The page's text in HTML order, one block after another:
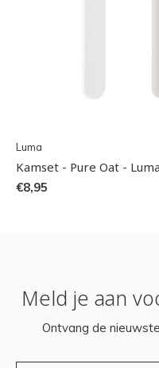
Luma
Kamset - Pure Oat - Luma
€8,95
Meld je aan
Ontvang de